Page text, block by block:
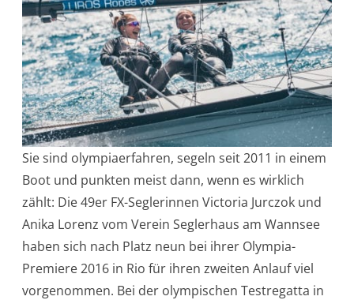
Sie sind olympiaerfahren, segeln seit 2011 in einem
Boot und punkten meist dann, wenn es wirklich
zählt: Die 49er FX-Seglerinnen Victoria Jurczok und
Anika Lorenz vom Verein Seglerhaus am Wannsee
haben sich nach Platz neun bei ihrer Olympia-
Premiere 2016 in Rio für ihren zweiten Anlauf viel
vorgenommen. Bei der olympischen Testregatta in